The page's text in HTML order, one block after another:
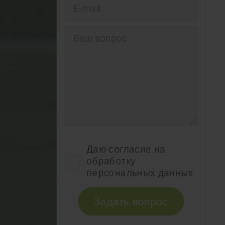
Даю согласие на
обработку
персональных данных
Задать вопрос